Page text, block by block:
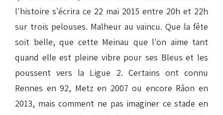
l'histoire s'écrira ce 22 mai 2015 entre 20h et 22h
sur trois pelouses. Malheur au vaincu. Que la fête
soit belle, que cette Meinau que l'on aime tant
quand elle est pleine vibre pour ses Bleus et les
poussent vers la Ligue 2. Certains ont connu
Rennes en 92, Metz en 2007 ou encore Râon en
2013, mais comment ne pas imaginer ce stade en